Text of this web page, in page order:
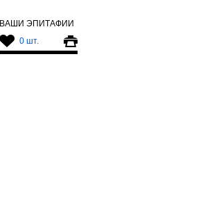
ВАШИ ЭПИТАФИИ
0 шт.